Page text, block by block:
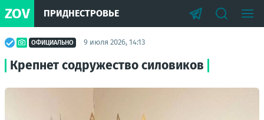
ZOV ПРИДНЕСТРОВЬЕ
ОФИЦИАЛЬНО 9 июля 2026, 14:13
Крепнет содружество силовиков